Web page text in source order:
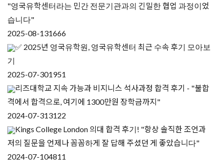
"영국유학센터라는 민간 전문기관과의 긴밀한 협업 과정이었
습니다"
2025-08-131666
✅ 2025년 영국유학원, 영국유학센터 최근 수속 후기 모아보
기
2025-07-301951
리즈대학교 지속 가능과 비지니스 석사과정 합격 후기 - "불합
격에서 합격으로, 여기에 1300만원 장학금까지"
2024-07-313122
Kings College London 의대 합격 후기! "항상 솔직한 조언과
저의 질문을 언제나 꼼꼼하게 잘 답해 주셨던 게 좋았습니다"
2024-07-104811